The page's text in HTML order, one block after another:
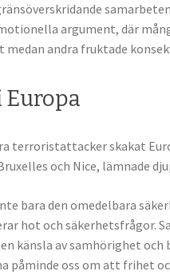
argument, där
andra fruktade
terroristattacker skakat
och Nice, lämnade
bara den omedelbara
hot och säkerhetsfrågor.
känsla av samhörighet
påminde oss om att frihet